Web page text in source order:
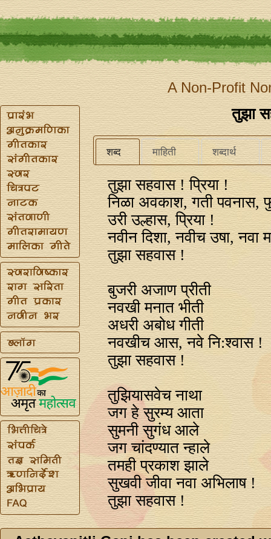
A Non-Profit
तुझा
शब्द माहिती शब्दार्थ
तुझा सहवास ! प्रिया !
निळा अवकाश, गती पवनास,
उरी उल्हास, प्रिया !
नवीन दिशा, नवीच उषा, नवा
तुझा सहवास !
बुजरी अजाण प्रीती
नवखी मनात भीती
अधरी अबोध गीती
नवखीच आस, नवे नि:श्वास !
तुझा सहवास !
तुझियासवेच नाथा
जग हे सुरम्य आता
सुमनी सुगंध आले
जग चांदण्यात न्हाले
तमही प्रकाश झाले
सुखवी जीवा नवा अभिलाष !
तुझा सहवास !